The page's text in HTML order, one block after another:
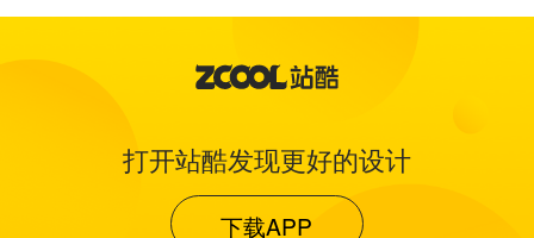
打开站酷发现更好的设计
下载APP